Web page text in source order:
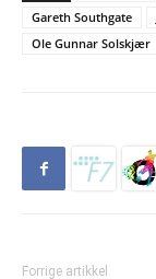
Gareth Southgate
Ole Gunnar Solskjær
Forrige artikkel